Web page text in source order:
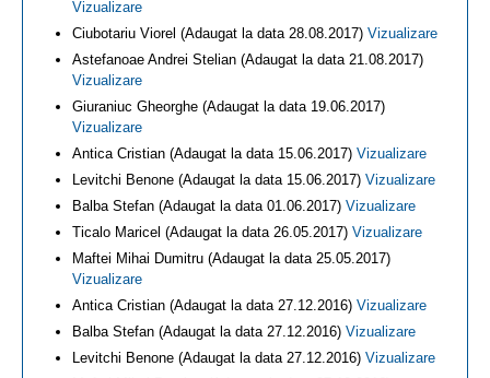
Vizualizare
Ciubotariu Viorel (Adaugat la data 28.08.2017) Vizualizare
Astefanoae Andrei Stelian (Adaugat la data 21.08.2017)
Vizualizare
Giuraniuc Gheorghe (Adaugat la data 19.06.2017)
Vizualizare
Antica Cristian (Adaugat la data 15.06.2017) Vizualizare
Levitchi Benone (Adaugat la data 15.06.2017) Vizualizare
Balba Stefan (Adaugat la data 01.06.2017) Vizualizare
Ticalo Maricel (Adaugat la data 26.05.2017) Vizualizare
Maftei Mihai Dumitru (Adaugat la data 25.05.2017)
Vizualizare
Antica Cristian (Adaugat la data 27.12.2016) Vizualizare
Balba Stefan (Adaugat la data 27.12.2016) Vizualizare
Levitchi Benone (Adaugat la data 27.12.2016) Vizualizare